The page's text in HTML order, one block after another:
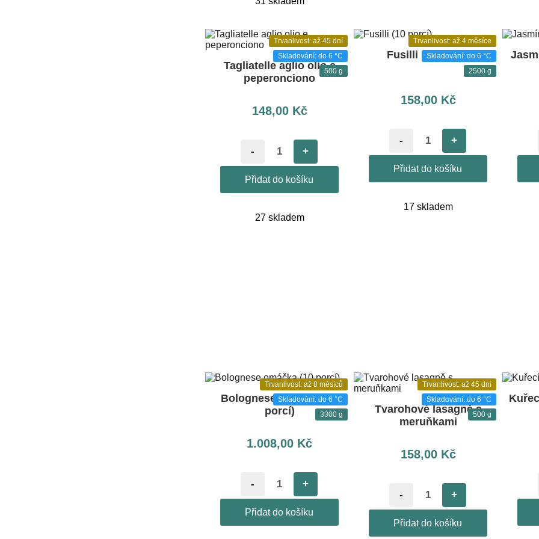
Trvanlivost: až 45 dní
Skladování: do 6 °C
500 g
Tagliatelle aglio olio e
peperonciono
148,00 Kč
- +
Přidat do košíku
27 skladem
Trvanlivost: až 4 měsíce
Skladování: do 6 °C
2500 g
Fusilli (10 porcí)
158,00 Kč
- +
Přidat do košíku
17 skladem
Trvanlivost: až 8 měsíců
Skladování: do 6 °C
3300 g
Bolognese omáčka (10
porcí)
1.008,00 Kč
- +
Přidat do košíku
Trvanlivost: až 45 dní
Skladování: do 6 °C
500 g
Tvarohové lasagně s
meruňkami
158,00 Kč
- +
Přidat do košíku